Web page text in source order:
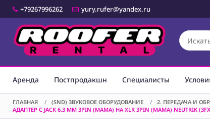
+79267996262 yury.rufer@yandex.ru
Аренда Постпродакшн Специалисты
ГЛАВНАЯ / (SND) ЗВУКОВОЕ ОБОРУДОВАНИЕ / 2. ПЕРЕДАЧА И
АДАПТЕР С JACK 6.3 ММ 3PIN (МАМА) НА XLR 3PIN (МАМА) NEUTRIK